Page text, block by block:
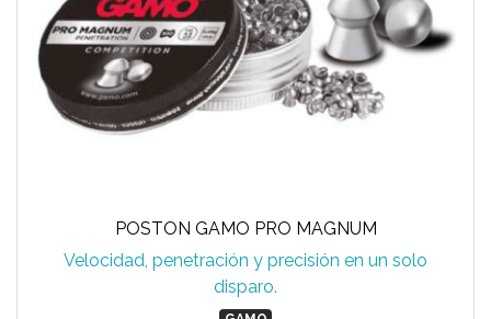
POSTON GAMO PRO MAGNUM
Velocidad, penetración y precisión en un solo
disparo.